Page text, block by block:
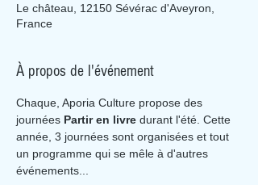
Le château, 12150 Sévérac d'Aveyron,
France
À propos de l'événement
Chaque, Aporia Culture propose des
journées Partir en livre durant l'été. Cette
année, 3 journées sont organisées et tout
un programme qui se mêle à d'autres
événements...